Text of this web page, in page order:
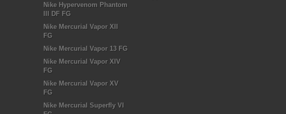
Nike Hypervenom Phantom
III DF FG
Nike Mercurial Vapor XII
FG
Nike Mercurial Vapor 13 FG
Nike Mercurial Vapor XIV
FG
Nike Mercurial Vapor XV
FG
Nike Mercurial Superfly VI